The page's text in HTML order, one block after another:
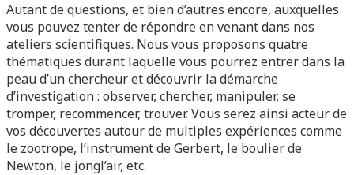
Autant de questions, et bien d’autres encore, auxquelles
vous pouvez tenter de répondre en venant dans nos
ateliers scientifiques. Nous vous proposons quatre
thématiques durant laquelle vous pourrez entrer dans la
peau d’un chercheur et découvrir la démarche
d’investigation : observer, chercher, manipuler, se
tromper, recommencer, trouver. Vous serez ainsi acteur de
vos découvertes autour de multiples expériences comme
le zootrope, l’instrument de Gerbert, le boulier de
Newton, le jongl’air, etc.